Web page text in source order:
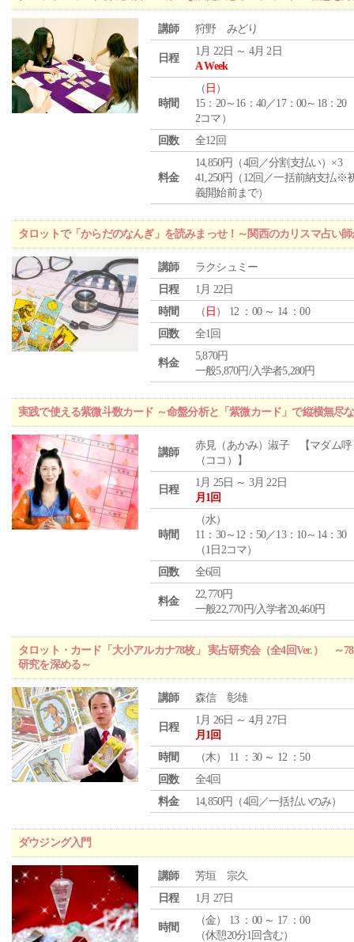
講師 狩野 みどり
日程
1月 22日 ～ 4月 2日
A Week
時間
（ 日 ）
15：20～16：40／17：00～18：20
2コマ）
回数
全12回
料金
14,850円（4回／分割支払い）×3
41,250円（12回／一括前納支払※
義開始前まで）
タロットで「からだのなんぎ」を読みまっせ！～関西のカリスマ占い
講師
ラクシュミー
日程
1月 22日
時間
（ 日 ） 12 ：00 ～ 14 ：00
回数
全1回
料金
5,870円
一般5,870円/入学者5,280円
実践で使える紫微斗数カード ～命盤分析と「紫微カード」で縦横無尽
講師
赤見（あかみ）淑子 【マダム呼
（ココ）】
日程
1月 25日 ～ 3月 22日
月1回
時間
（水）
11：30～12：50／13：10～14：30
（1日2コマ）
回数
全6回
料金
22,770円
一般22,770円/入学者20,460円
タロット・カード「大小アルカナ78枚」 実占研究会（全4回Ver.） ～
研究を深める～
講師 森信 彰雄
日程
1月 26日 ～ 4月 27日
月1回
時間
（木） 11 ：30 ～ 12 ：50
回数
全4回
料金
14,850円（4回／一括払いのみ）
ダウジング入門
講師
芳垣 宗久
日程
1月 27日
時間
（金） 13 ：00 ～ 17 ：00
（休憩20分1回含む）